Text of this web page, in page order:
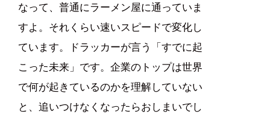
なって、普通にラーメン屋に通っていま
すよ。それくらい速いスピードで変化し
ています。ドラッカーが言う「すでに起
こった未来」です。企業のトップは世界
で何が起きているのかを理解していない
と、追いつけなくなったらおしまいでし